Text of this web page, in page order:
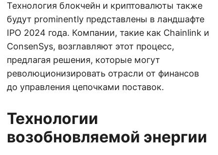
Технология блокчейн и криптовалюты также
будут prominently представлены в ландшафте
IPO 2024 года. Компании, такие как Chainlink и
ConsenSys, возглавляют этот процесс,
предлагая решения, которые могут
революционизировать отрасли от финансов
до управления цепочками поставок.
Технологии
возобновляемой энергии